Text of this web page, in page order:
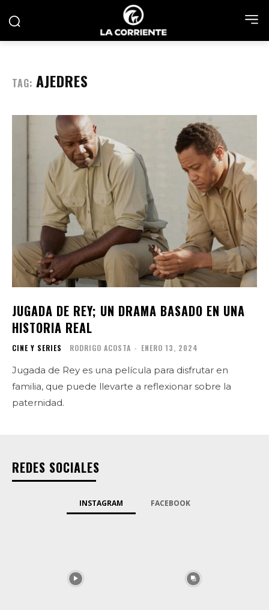
TAG: AJEDRES
JUGADA DE REY; UN DRAMA BASADO EN UNA
HISTORIA REAL
CINE Y SERIES RODRIGO ACOSTA - ENERO 13, 2024
Jugada de Rey es una película para disfrutar en
familia, que puede llevarte a reflexionar sobre la
paternidad.
REDES SOCIALES
INSTAGRAM FACEBOOK